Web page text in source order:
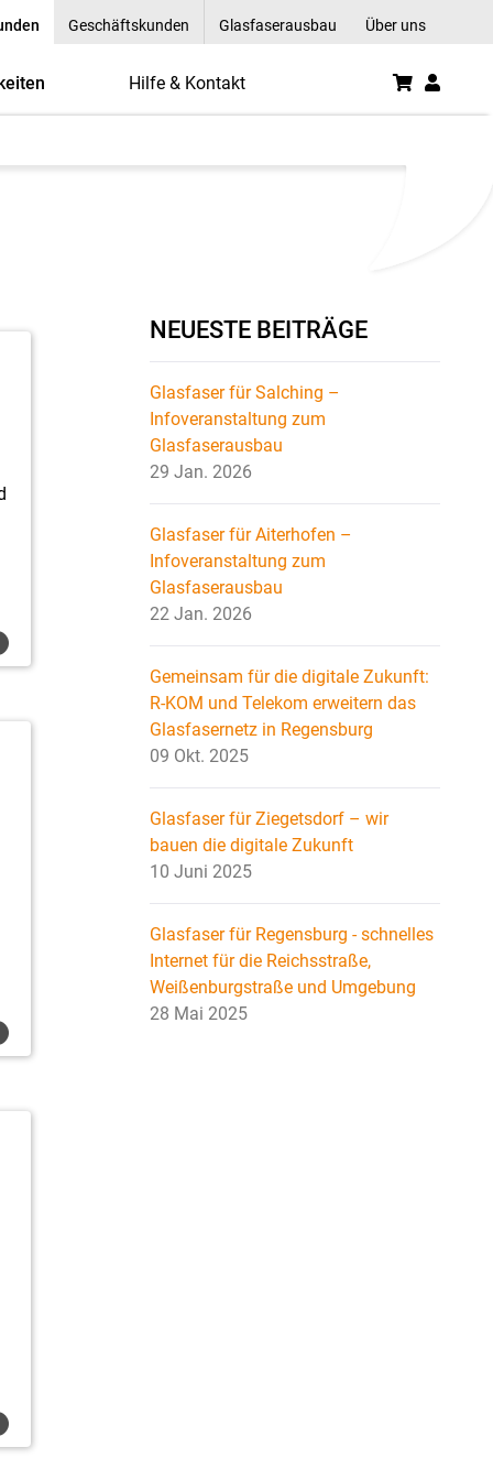
Geschäftskunden Glasfaserausbau Über uns
Hilfe & Kontakt
NEUESTE BEITRÄGE
Glasfaser für Salching –
Infoveranstaltung zum
Glasfaserausbau
29 Jan. 2026
Glasfaser für Aiterhofen –
Infoveranstaltung zum
Glasfaserausbau
22 Jan. 2026
Gemeinsam für die digitale Zukunft:
R-KOM und Telekom erweitern das
Glasfasernetz in Regensburg
09 Okt. 2025
Glasfaser für Ziegetsdorf – wir
bauen die digitale Zukunft
10 Juni 2025
Glasfaser für Regensburg - schnelles
Internet für die Reichsstraße,
Weißenburgstraße und Umgebung
28 Mai 2025